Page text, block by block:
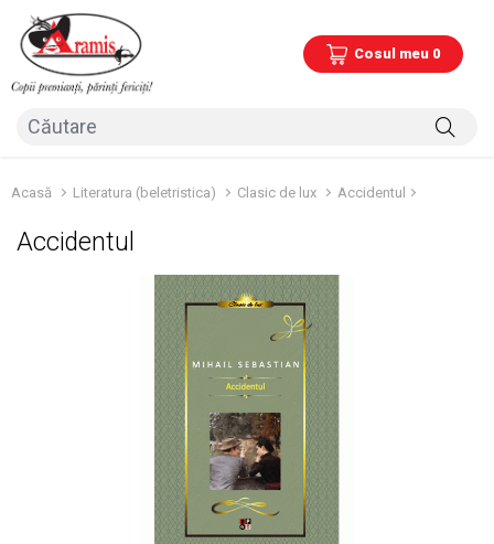
Cosul meu 0
Acasă Literatura (beletristica) Clasic de lux Accidentul
Accidentul